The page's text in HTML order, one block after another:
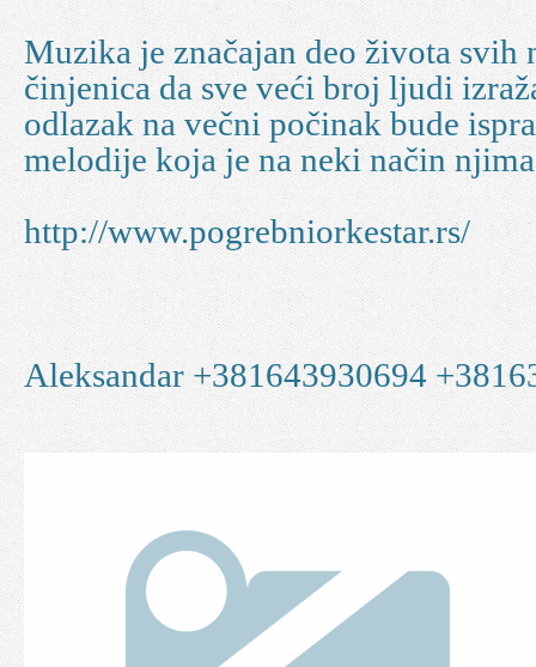
Muzika je značajan deo života svih
činjenica da sve veći broj ljudi
odlazak na večni počinak bude
melodije koja je na neki način
http://www.pogrebniorkestar.rs/
Aleksandar +381643930694